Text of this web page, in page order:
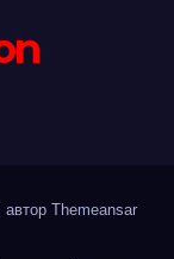
автор Themeansar